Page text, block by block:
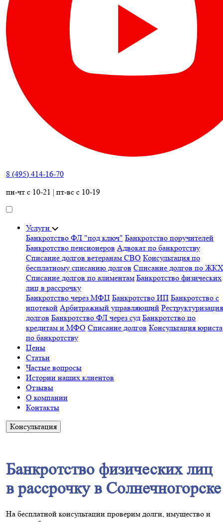
8 (495) 414-16-70
пн-чт с 10-21 | пт-вс с 10-19
Услуги
Банкротство ФЛ "под ключ" Банкротство поручителей
Банкротство пенсионеров Адвокат по банкротству
Списание долгов ветеранам СВО Консультация по
бесплатному списанию долгов Списание долгов по ЖКХ
Списание долгов по алиментам Банкротство физических
лиц в рассрочку
Банкротство через МФЦ Банкротство ИП Банкротство с
ипотекой Арбитражный управляющий Реструктуризация
долгов Банкротство ФЛ через суд Банкротство по
кредитам и МФО Списание долгов Консультация юриста
по банкротству
Цены
Статьи
Частые вопросы
Истории наших клиентов
Отзывы
О компании
Контакты
Консультация
Банкротство физических лиц
в рассрочку в Солнечногорске
На бесплатной консультации проверим долги, имущество и